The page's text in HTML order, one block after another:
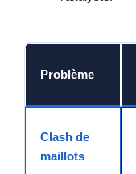
Problème
Clash de
maillots